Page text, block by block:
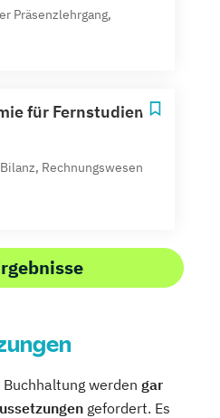
Präsenzlehrgang,
für Fernstudien
Rechnungswesen
werden gar
gefordert. Es